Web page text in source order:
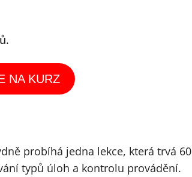
NA KURZ
probíhá jedna lekce, která trvá 60
typů úloh a kontrolu provádění.